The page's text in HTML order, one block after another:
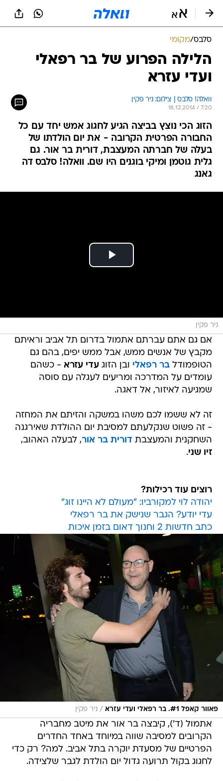
סלבס/מקומי
הלילה הפרוע של בר רפאלי
ועדי עזרא
וואלה! סלבס | צילום: ניר פקין
18.12.2014 / 7:20
הזוג הכי נוצץ בביצה הגיע לחגוג אמש יחד עם כל
החבורה הפרטית הקרובה - את יום הולדתו של
בעלה של חברתה המעצבת, דורית בר אור. גם
גלית גוטמן ומיקי בוגנים היו שם. וואלה! סלבס דה
גאנג
ניר פקין
אם גם אתם עברתם אתמול בדרום תל אביב וראיתם
מקבץ של אנשים ממש, אבל ממש יפים, בהם גם
הטופמודלבר רפאלי ובן הזוגעדי עזרא - כשהם
עומדים על המדרכה ומריעים לעגלה עם סוסה
שמגיעה לאיזור, אל דאגה.
זה לא ששמו לכם משהו במשקה והזיתם את המחזה
- זה פשוט שנקלעתם למסיבת יום ההולדת שאירגנה
השחקנית והמעצבת דורית בר אור, לבעלה האהוב,
זיו שני.
רוצים עוד רכילות?
יהודה לוי למקורביו: "מעולם לא היינו זוג"
עדי יודע? הגבר שנישק את בר רפאלי
כתב חדשות 2 וחנוך דאום בזמן איכות
פאוור קאפל #1. בר רפאלי ועדי עזרא / ניר פקין
אתמול (ד'), קיבצה בר אור את מיטב מחבריה
הקרובים למסיבה שווה במיוחד באחד החדרים
הפרטיים של מסעדת יוקרה בתל אביב. למה? רק כדי
לחגוג בקול תרועה גדול יום הולדת לגבר שלצידה.